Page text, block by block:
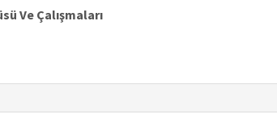
Ve Çalışmaları